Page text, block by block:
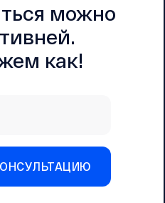
можно
как!